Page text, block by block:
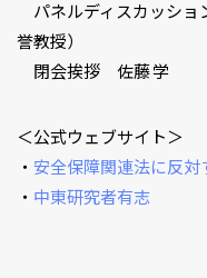
パネルディスカッシ
誉教授）
閉会挨拶 佐藤 学
＜公式ウェブサイト＞
・ 安全保障関連法に反対
・ 中東研究者有志